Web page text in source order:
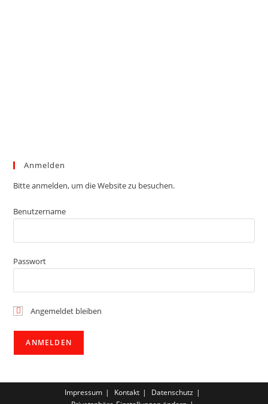
Anmelden
Bitte anmelden, um die Website zu besuchen.
Benutzername
Passwort
Angemeldet bleiben
Impressum Kontakt
Datenschutz